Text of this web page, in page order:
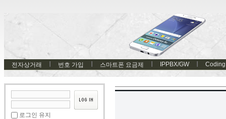
전자상거래 번호 가입 스마트폰 요금제 IPPBX/GW Coding
로그인 유지